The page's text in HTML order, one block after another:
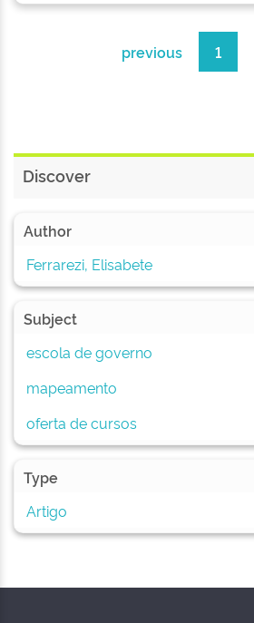
previous 1
Discover
Author
Ferrarezi, Elisabete
Subject
escola de governo
mapeamento
oferta de cursos
Type
Artigo